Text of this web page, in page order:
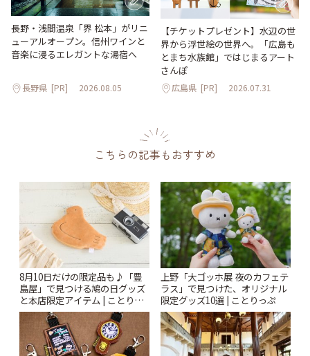
長野・浅間温泉「界 松本」がリニ
ューアルオープン。信州ワインと
音楽に浸るエレガントな湯宿へ
長野県 [PR] 2026.08.05
【チケットプレゼント】水辺の世
界から浮世絵の世界へ。「広島も
とまち水族館」ではじまるアート
さんぽ
広島県 [PR] 2026.07.31
こちらの記事もおすすめ
8月10日だけの限定品も♪「豊
島屋」で見つける鳩の日グッズ
と本店限定アイテム | ことりっ
ぷ
上野「大ゴッホ展 夜のカフェテ
ラス」で見つけた、オリジナル
限定グッズ10選 | ことりっぷ